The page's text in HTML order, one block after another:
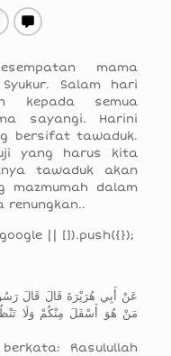
mama
Salam hari
kepada semua
sayangi. Harini
bersifat tawaduk.
yang harus kita
tawaduk akan
mazmumah dalam
|| []).push({});
عَنْ أَبِي هُرَيْرَةَ قَالَ قَالَ
مَنْ هُوَ أَسْفَلَ مِنْكُمْ وَلَا
Rasulullah